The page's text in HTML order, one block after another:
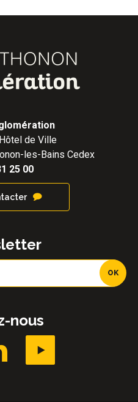
de Ville
les-Bains Cedex
25 00
nous